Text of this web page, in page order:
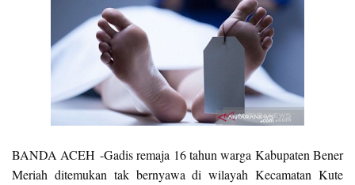
BANDA ACEH -Gadis remaja 16 tahun warga Kabupaten Bener
Meriah ditemukan tak bernyawa di wilayah Kecamatan Kute